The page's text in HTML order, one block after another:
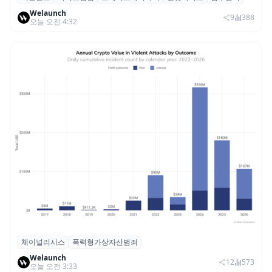
휴머노이드 표준 만든다
Welaunch
오늘 오전 4:32
9 388
체이널리시스 “가상자산 보유자 대상 폭력
범죄 증가…상반기 탈취액 3000만 달러 돌파
체이널리시스
폭력형가상자산범죄
Welaunch
오늘 오전 3:33
12 573